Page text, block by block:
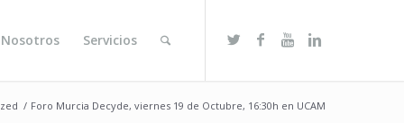
Servicios
/ Foro Murcia Decyde, viernes 19 de Octubre, 16:30h en UCAM